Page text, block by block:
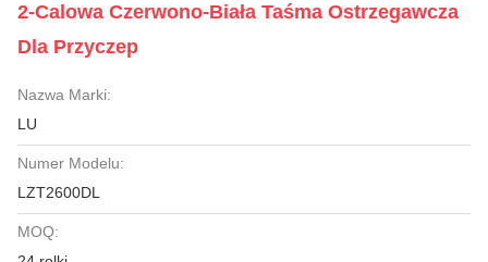
2-Calowa Czerwono-Biała Taśma Ostrzegawcza
Dla Przyczep
Nazwa Marki:
LU
Numer Modelu:
LZT2600DL
MOQ: